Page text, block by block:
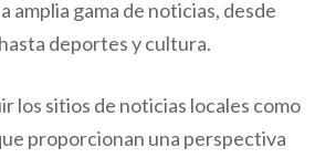
amplia gama de noticias, desde
deportes y cultura.
los sitios de noticias locales como
proporcionan una perspectiva